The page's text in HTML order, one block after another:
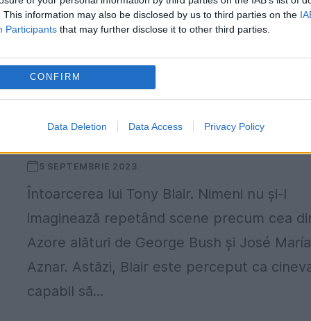
This information may also be disclosed by us to third parties on the
Participants that may further disclose it to other third parties.
CONFIRM
Data Deletion Data Access Privacy Policy
Blair a oferit o serie de sfaturi noului prim-
ministru Keir Starmer, membru al aceleiași
tabere politice. El...
5 SEPTEMBRIE 2023
Întoarcerea lui Tony Blair. Nimeni nu şi-l
imaginează repetând scene precum cea
Azore alături de George Bush și José María
Aznar. Astăzi, Blair este perceput ca
capabil să...